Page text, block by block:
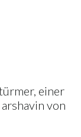
einer
von